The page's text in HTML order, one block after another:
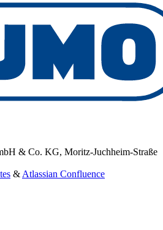
& Co. KG, Moritz-Juchheim-Straße
& Atlassian Confluence